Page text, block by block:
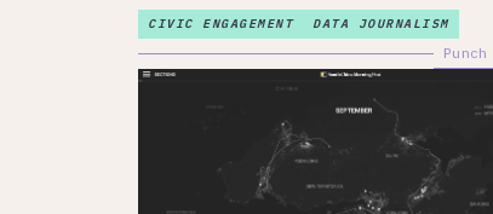
CIVIC ENGAGEMENT DATA JOURNALISM
Punch